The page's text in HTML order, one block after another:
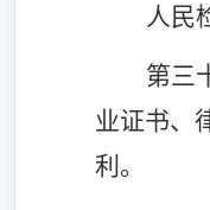
人民
第三
业证书、
利。